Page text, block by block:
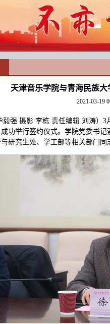
天津音乐学院与青海民族
2021-03-19
毅强 摄影 李栋 责任编辑 刘涛）
功举行签约仪式。学院党委书
研究生处、学工部等相关部门同